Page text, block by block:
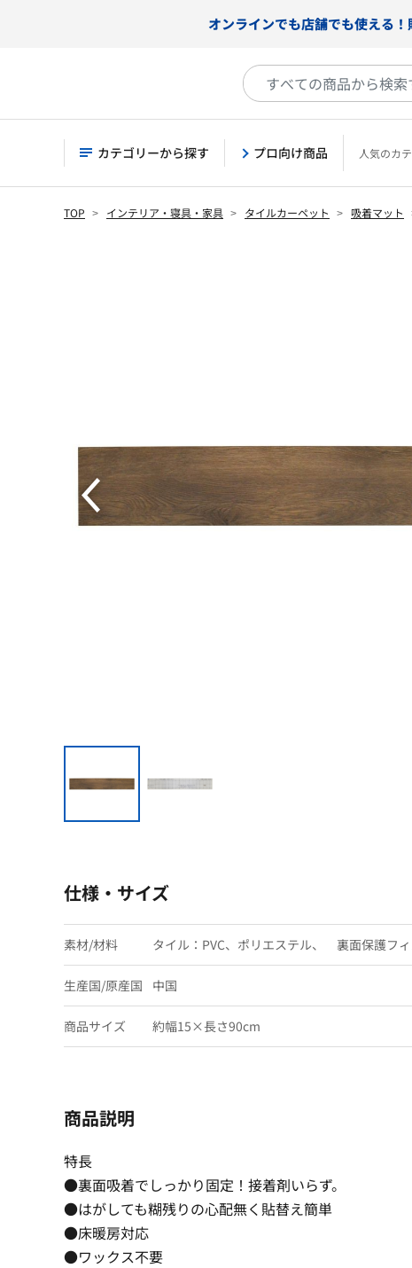
オンラインでも店舗でも使える！
カテゴリーから探す プロ向け商品 人気のカ
TOP インテリア・寝具・家具 タイルカーペット 吸着マット
仕様・サイズ
素材/材料 タイル：PVC、ポリエステル、 裏面保護フ
生産国/原産国 中国
商品サイズ 約幅15×長さ90cm
商品説明
特長
●裏面吸着でしっかり固定！接着剤いらず。
●はがしても糊残りの心配無く貼替え簡単
●床暖房対応
●ワックス不要